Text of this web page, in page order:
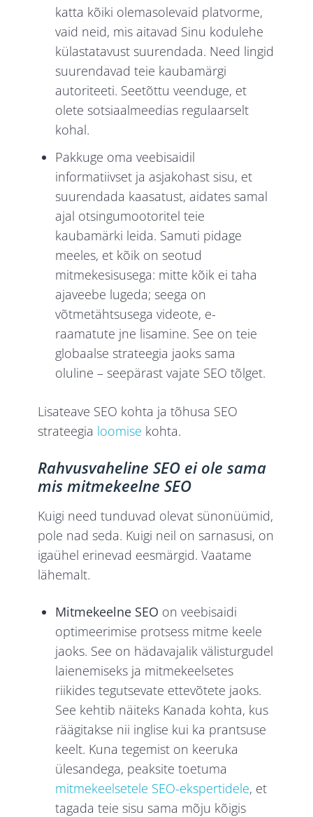
katta kõiki olemasolevaid platvorme,
vaid neid, mis aitavad Sinu kodulehe
külastatavust suurendada. Need lingid
suurendavad teie kaubamärgi
autoriteeti. Seetõttu veenduge, et
olete sotsiaalmeedias regulaarselt
kohal.
Pakkuge oma veebisaidil
informatiivset ja asjakohast sisu, et
suurendada kaasatust, aidates samal
ajal otsingumootoritel teie
kaubamärki leida. Samuti pidage
meeles, et kõik on seotud
mitmekesisusega: mitte kõik ei taha
ajaveebe lugeda; seega on
võtmetähtsusega videote, e-
raamatute jne lisamine. See on teie
globaalse strateegia jaoks sama
oluline – seepärast vajate SEO tõlget.
Lisateave SEO kohta ja tõhusa SEO
strateegia loomise kohta.
Rahvusvaheline SEO ei ole sama
mis mitmekeelne SEO
Kuigi need tunduvad olevat sünonüümid,
pole nad seda. Kuigi neil on sarnasusi, on
igaühel erinevad eesmärgid. Vaatame
lähemalt.
Mitmekeelne SEO on veebisaidi
optimeerimise protsess mitme keele
jaoks. See on hädavajalik välisturgudel
laienemiseks ja mitmekeelsetes
riikides tegutsevate ettevõtete jaoks.
See kehtib näiteks Kanada kohta, kus
räägitakse nii inglise kui ka prantsuse
keelt. Kuna tegemist on keeruka
ülesandega, peaksite toetuma
mitmekeelsetele SEO-ekspertidele, et
tagada teie sisu sama mõju kõigis